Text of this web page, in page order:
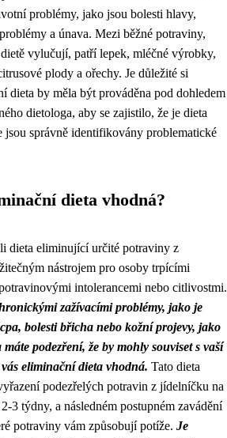
problémy, jako jsou bolesti hlavy,
a únava. Mezi běžné potraviny,
vylučují, patří lepek, mléčné výrobky,
plody a ořechy. Je důležité si
dieta by měla být prováděna pod dohledem
dietologa, aby se zajistilo, že je dieta
jsou správně identifikovány problematické
dieta vhodná?
dieta eliminující určité potraviny z
nástrojem pro osoby trpícími
intolerancemi nebo citlivostmi.
zažívacími problémy, jako je
bolesti břicha nebo kožní projevy, jako
podezření, že by mohly souviset s vaší
eliminační dieta vhodná. Tato dieta
podezřelých potravin z jídelníčku na
3 týdny, a následném postupném zavádění
potraviny vám způsobují potíže. Je